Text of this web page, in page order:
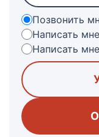
Позвонить
Написать
Написать